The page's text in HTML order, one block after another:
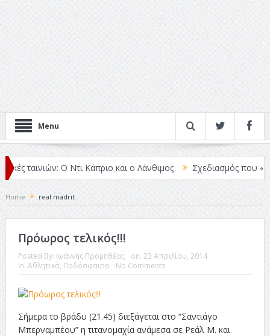
Menu
ταινιών: Ο Ντι Κάπριο και ο Λάνθιμος Σχεδιασμός που
Home real madrit
Πρόωρος τελικός!!!
Posted By: Ιωάννης Προμηθέας on: 23 Απριλίου, 2014
In: Αθλητικά, Ποδόσφαιρο No Comments
Σήμερα το βράδυ (21.45) διεξάγεται στο “Σαντιάγο
Μπερναμπέου” η τιτανομαχία ανάμεσα σε Ρεάλ Μ. και